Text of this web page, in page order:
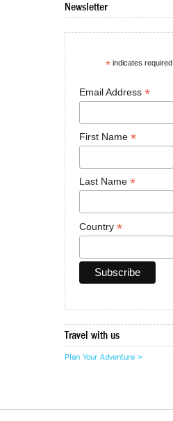
Newsletter
* indicates required
Email Address *
First Name *
Last Name *
Country *
Travel with us
Plan Your Adventure >